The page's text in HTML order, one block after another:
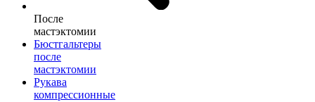
После
мастэктомии
Бюстгальтеры
после
мастэктомии
Рукава
компрессионные